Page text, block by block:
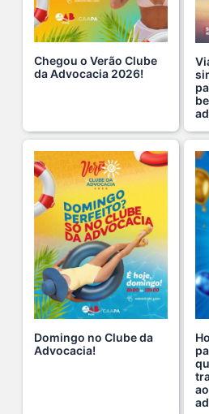
Cuidar da saúde mental é
1 De Julho De 2026
Hoje é um dia especial para
Fim de semana tem endereço
18 De Julho De 2026
A saúde da mulher merece
17 De Julho De 2026
Na manhã de ontem, 14/07, o
15 De Julho De 2026
Cuidar da mente também é
Chegou o Verão Clube
da Advocacia 2026!
Domingo no Clube da
Advocacia!